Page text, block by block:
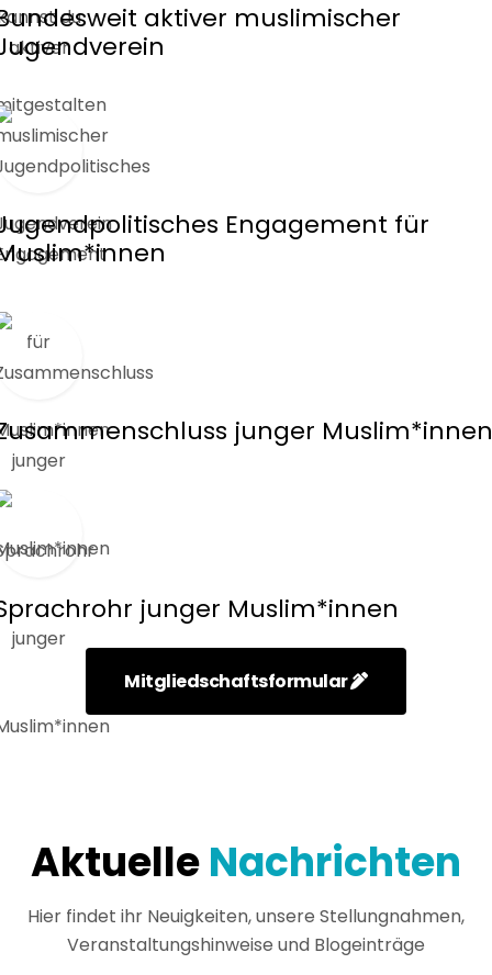
aktiver muslimischer
Engagement für
junger Muslim*innen
junger Muslim*innen
Mitgliedschaftsformular
AktuelleNachrichten
Hier findet ihr Neuigkeiten, unsere Stellungnahmen,
Veranstaltungshinweise und Blogeinträge